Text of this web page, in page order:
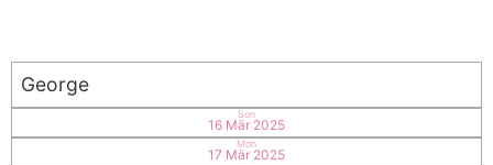
George
Son
16 Mär 2025
Mon
17 Mär 2025